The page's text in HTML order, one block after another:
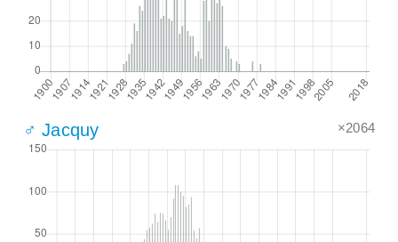
♂ Jacquy ×2064